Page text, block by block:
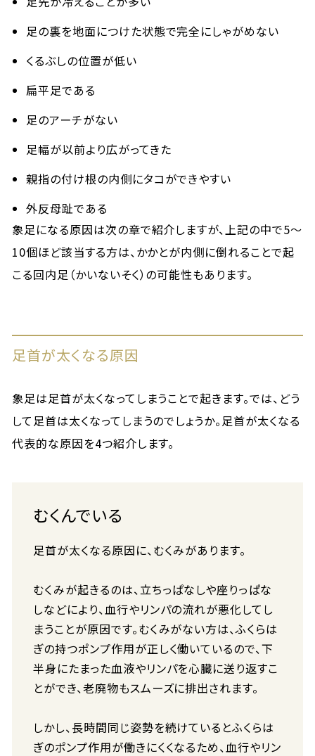
足の裏を地面につけた状態で完全にしゃがめない
くるぶしの位置が低い
扁平足である
足のアーチがない
足幅が以前より広がってきた
親指の付け根の内側にタコができやすい
外反母趾である
象足になる原因は次の章で紹介しますが、上記の中で5〜
10個ほど該当する方は、かかとが内側に倒れることで起
こる回内足（かいないそく）の可能性もあります。
足首が太くなる原因
象足は足首が太くなってしまうことで起きます。では、どう
して足首は太くなってしまうのでしょうか。足首が太くなる
代表的な原因を4つ紹介します。
むくんでいる
足首が太くなる原因に、むくみがあります。
むくみが起きるのは、立ちっぱなしや座りっぱな
しなどにより、血行やリンパの流れが悪化してし
まうことが原因です。むくみがない方は、ふくらは
ぎの持つポンプ作用が正しく働いているので、下
半身にたまった血液やリンパを心臓に送り返すこ
とができ、老廃物もスムーズに排出されます。
しかし、長時間同じ姿勢を続けているとふくらは
ぎのポンプ作用が働きにくくなるため、血行やリン